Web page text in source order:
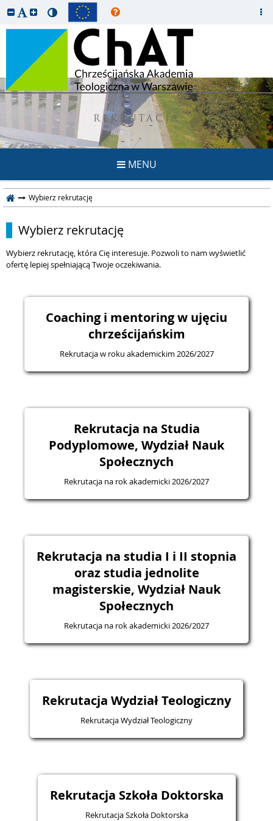
REKRUTACJA
MENU
Wybierz rekrutację
Wybierz rekrutację
Wybierz rekrutację, która Cię interesuje. Pozwoli to nam wyświetlić
ofertę lepiej spełniającą Twoje oczekiwania.
Coaching i mentoring w ujęciu
chrześcijańskim
Rekrutacja w roku akademickim 2026/2027
Rekrutacja na Studia
Podyplomowe, Wydział Nauk
Społecznych
Rekrutacja na rok akademicki 2026/2027
Rekrutacja na studia I i II stopnia
oraz studia jednolite
magisterskie, Wydział Nauk
Społecznych
Rekrutacja na rok akademicki 2026/2027
Rekrutacja Wydział Teologiczny
Rekrutacja Wydział Teologiczny
Rekrutacja Szkoła Doktorska
Rekrutacja Szkoła Doktorska